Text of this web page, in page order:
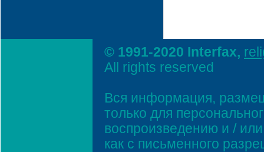
© 1991-2020 Interfax,
All rights reserved
Вся информация,
только для
воспроизведению и /
как с письменного